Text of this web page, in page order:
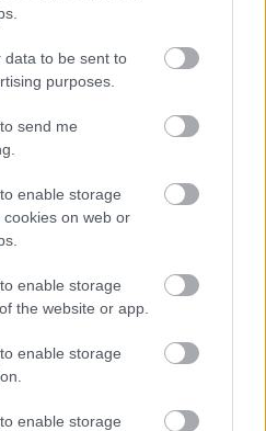
data to be sent to
purposes.
send me
enable storage
on web or
enable storage
the website or app.
enable storage
enable storage
וכדי להשבית אותו שוב, הפעל את
לאחר שינוי הסטטוס, בדרך כלל
שירותי האינטרנט והאצווה.
שהם יתפסו את השינוי.
לא הייתי ממליץ להשתמש בגישה
קריטית אחרת, אבל כדי להגיע
להפעיל ממדים פיננסיים במחשב
קריאה נוספת
אם נהניתם מהפוסט הזה, אולי